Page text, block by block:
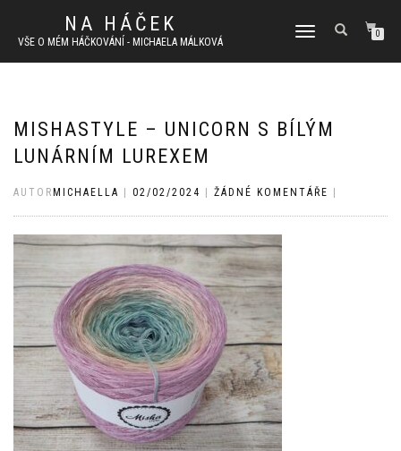
NA HÁČEK
VŠE O MÉM HÁČKOVÁNÍ - MICHAELA MÁLKOVÁ
PŘEPNOUT
0
MISHASTYLE – UNICORN S BÍLÝM
LUNÁRNÍM LUREXEM
AUTOR MICHAELLA 02/02/2024 ŽÁDNÉ KOMENTÁŘE